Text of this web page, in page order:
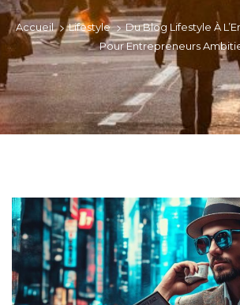
Accueil > Lifestyle > Du Blog Lifestyle À
Pour Entrepreneurs